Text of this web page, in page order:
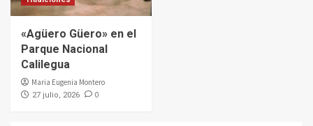
«Agüero Güero» en el
Parque Nacional
Calilegua
Maria Eugenia Montero
27 julio, 2026 0